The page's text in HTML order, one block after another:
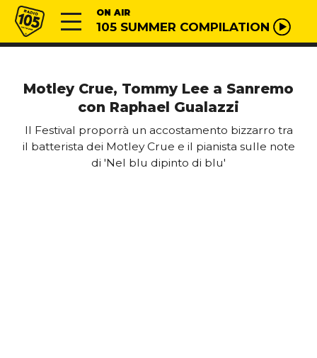
Vai al contenuto
Radio 105 ON AIR
105 SUMMER COMPILATION
Motley Crue, Tommy Lee a Sanremo
con Raphael Gualazzi
Il Festival proporrà un accostamento bizzarro tra
il batterista dei Motley Crue e il pianista sulle note
di 'Nel blu dipinto di blu'